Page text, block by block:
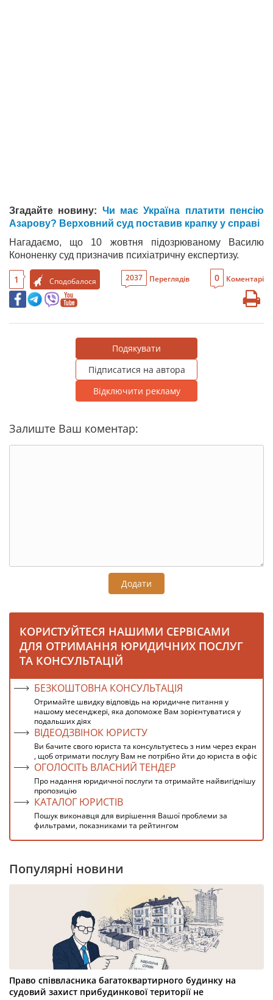
Згадайте новину: Чи має Україна платити пенсію
Азарову? Верховний суд поставив крапку у справі
Нагадаємо, що 10 жовтня підозрюваному Василю
Кононенку суд призначив психіатричну експертизу.
1 Сподобалося 2037 Переглядів 0 Коментарі
Подякувати
Підписатися на автора
Відключити рекламу
Залиште Ваш коментар:
Додати
КОРИСТУЙТЕСЯ НАШИМИ СЕРВІСАМИ
ДЛЯ ОТРИМАННЯ ЮРИДИЧНИХ ПОСЛУГ
ТА КОНСУЛЬТАЦІЙ
БЕЗКОШТОВНА КОНСУЛЬТАЦІЯ
Отримайте швидку відповідь на юридичне питання у
нашому месенджері, яка допоможе Вам зорієнтуватися у
подальших діях
ВІДЕОДЗВІНОК ЮРИСТУ
Ви бачите свого юриста та консультуєтесь з ним через екран
, щоб отримати послугу Вам не потрібно йти до юриста в офіс
ОГОЛОСІТЬ ВЛАСНИЙ ТЕНДЕР
Про надання юридичної послуги та отримайте найвигіднішу
пропозицію
КАТАЛОГ ЮРИСТІВ
Пошук виконавця для вирішення Вашої проблеми за
фильтрами, показниками та рейтингом
Популярні новини
Право співвласника багатоквартирного будинку на
судовий захист прибудинкової території не